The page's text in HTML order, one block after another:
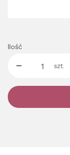
Ilość
szt.